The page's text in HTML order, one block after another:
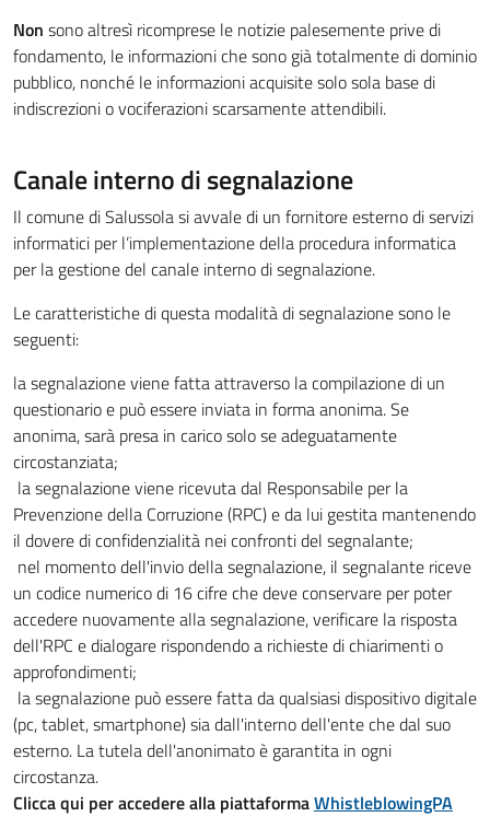
Non sono altresì ricomprese le notizie palesemente prive di
fondamento, le informazioni che sono già totalmente di dominio
pubblico, nonché le informazioni acquisite solo sola base di
indiscrezioni o vociferazioni scarsamente attendibili.
Canale interno di segnalazione
Il comune di Salussola si avvale di un fornitore esterno di servizi
informatici per l’implementazione della procedura informatica
per la gestione del canale interno di segnalazione.
Le caratteristiche di questa modalità di segnalazione sono le
seguenti:
la segnalazione viene fatta attraverso la compilazione di un
questionario e può essere inviata in forma anonima. Se
anonima, sarà presa in carico solo se adeguatamente
circostanziata;
la segnalazione viene ricevuta dal Responsabile per la
Prevenzione della Corruzione (RPC) e da lui gestita mantenendo
il dovere di confidenzialità nei confronti del segnalante;
nel momento dell'invio della segnalazione, il segnalante riceve
un codice numerico di 16 cifre che deve conservare per poter
accedere nuovamente alla segnalazione, verificare la risposta
dell'RPC e dialogare rispondendo a richieste di chiarimenti o
approfondimenti;
la segnalazione può essere fatta da qualsiasi dispositivo digitale
(pc, tablet, smartphone) sia dall'interno dell'ente che dal suo
esterno. La tutela dell'anonimato è garantita in ogni
circostanza.
Clicca qui per accedere alla piattaformaWhistleblowingPA